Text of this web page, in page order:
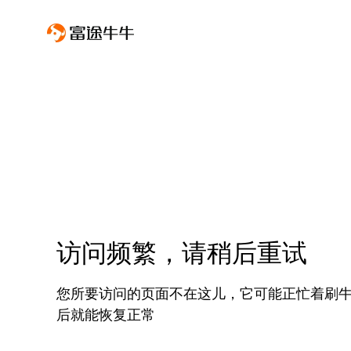
访问频繁，请稍后重试
您所要访问的页面不在这儿，它可能正忙着刷
后就能恢复正常